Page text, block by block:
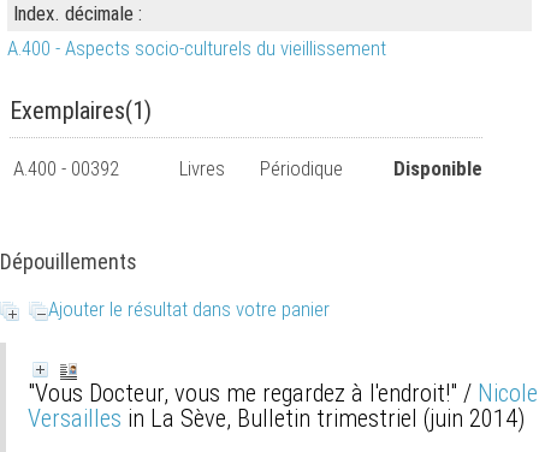
Index. décimale :
A.400 - Aspects socio-culturels du vieillissement
Exemplaires(1)
A.400 - 00392 Livres Périodique Disponible
Dépouillements
Ajouter le résultat dans votre panier
"Vous Docteur, vous me regardez à l'endroit!" / Nicole
Versailles in La Sève, Bulletin trimestriel (juin 2014)